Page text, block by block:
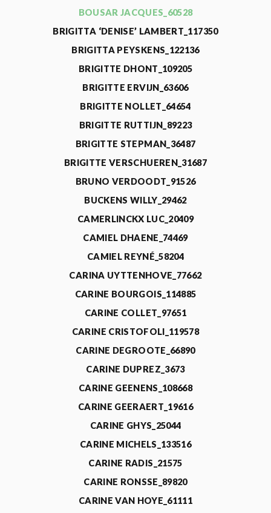
BOUSAR JACQUES_60528
BRIGITTA ‘DENISE’ LAMBERT_117350
BRIGITTA PEYSKENS_122136
BRIGITTE DHONT_109205
BRIGITTE ERVIJN_63606
BRIGITTE NOLLET_64654
BRIGITTE RUTTIJN_89223
BRIGITTE STEPMAN_36487
BRIGITTE VERSCHUEREN_31687
BRUNO VERDOODT_91526
BUCKENS WILLY_29462
CAMERLINCKX LUC_20409
CAMIEL DHAENE_74469
CAMIEL REYNÉ_58204
CARINA UYTTENHOVE_77662
CARINE BOURGOIS_114885
CARINE COLLET_97651
CARINE CRISTOFOLI_119578
CARINE DEGROOTE_66890
CARINE DUPREZ_3673
CARINE GEENENS_108668
CARINE GEERAERT_19616
CARINE GHYS_25044
CARINE MICHELS_133516
CARINE RADIS_21575
CARINE RONSSE_89820
CARINE VAN HOYE_61111